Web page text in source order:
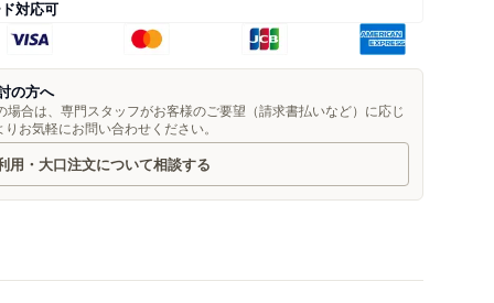
対応可
の方へ
合は、専門スタッフがお客様のご要望（請求書払いなど）に応じ
お気軽にお問い合わせください。
用・大口注文について相談する